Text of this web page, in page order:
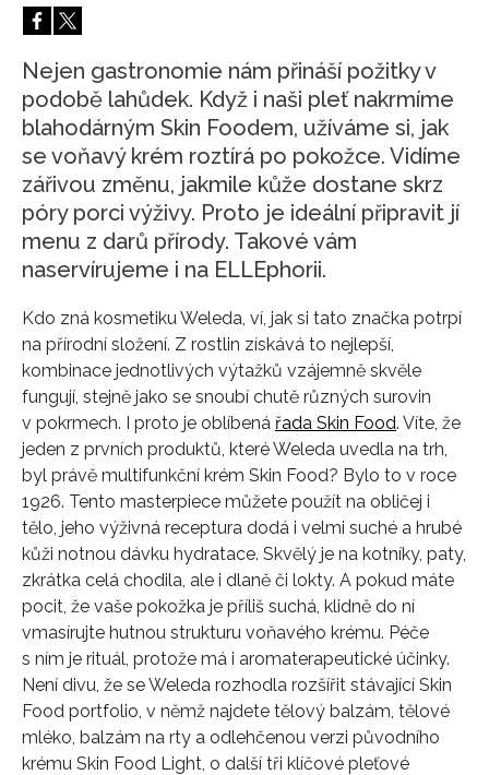
HOME
Nejen gastronomie nám přináší požitky v
podobě lahůdek. Když i naši pleť nakrmíme
blahodárným Skin Foodem, užíváme si, jak
se voňavý krém roztírá po pokožce. Vidíme
zářivou změnu, jakmile kůže dostane skrz
póry porci výživy. Proto je ideální připravit jí
menu z darů přírody. Takové vám
naservírujeme i na ELLEphorii.
Kdo zná kosmetiku Weleda, ví, jak si tato značka potrpí
na přírodní složení. Z rostlin získává to nejlepší,
kombinace jednotlivých výtažků vzájemně skvěle
fungují, stejně jako se snoubí chutě různých surovin
v pokrmech. I proto je oblíbená řada Skin Food. Víte, že
jeden z prvních produktů, které Weleda uvedla na trh,
byl právě multifunkční krém Skin Food? Bylo to v roce
1926. Tento masterpiece můžete použít na obličej i
tělo, jeho výživná receptura dodá i velmi suché a hrubé
kůži notnou dávku hydratace. Skvělý je na kotníky, paty,
zkrátka celá chodila, ale i dlaně či lokty. A pokud máte
pocit, že vaše pokožka je příliš suchá, klidně do ní
vmasírujte hutnou strukturu voňavého krému. Péče
s ním je rituál, protože má i aromaterapeutické účinky.
Není divu, že se Weleda rozhodla rozšířit stávající Skin
Food portfolio, v němž najdete tělový balzám, tělové
mléko, balzám na rty a odlehčenou verzi původního
krému Skin Food Light, o další tři klíčové pleťové